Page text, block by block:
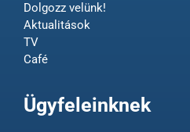
Dolgozz velünk!
Aktualitások
TV
Café
Ügyfeleinknek